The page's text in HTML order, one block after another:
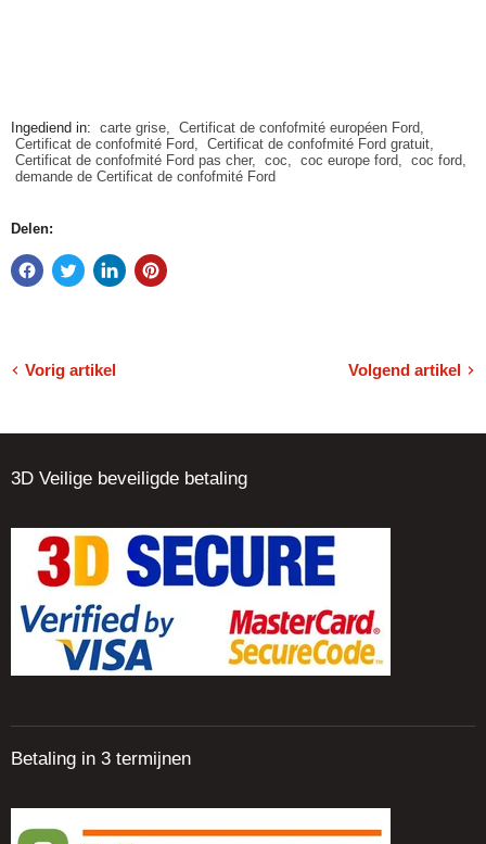
Ingediend in: carte grise, Certificat de confofmité européen Ford,
Certificat de confofmité Ford, Certificat de confofmité Ford gratuit,
Certificat de confofmité Ford pas cher, coc, coc europe ford, coc ford,
demande de Certificat de confofmité Ford
Delen:
Vorig artikel Volgend artikel
3D Veilige beveiligde betaling
Betaling in 3 termijnen